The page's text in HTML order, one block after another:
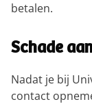
betalen.
Schade
Nadat je bij
contact